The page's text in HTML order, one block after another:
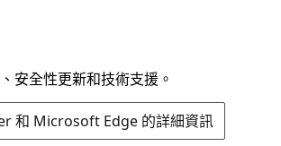
安全性更新和技術支援。
和 Microsoft Edge 的詳細資訊